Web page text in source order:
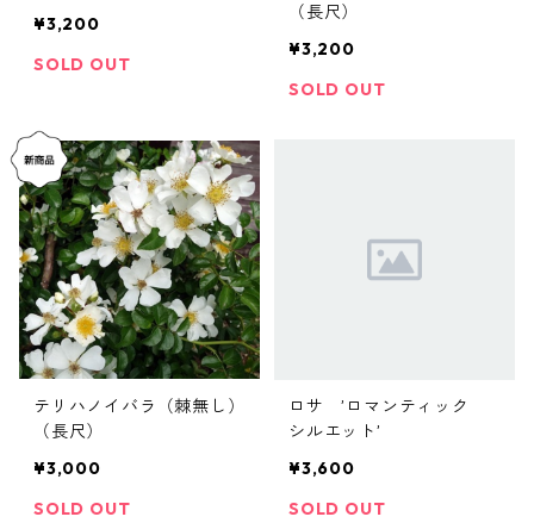
¥3,200
SOLD OUT
（長尺）
¥3,200
SOLD OUT
テリハノイバラ（棘無し）
（長尺）
¥3,000
SOLD OUT
ロサ ’ロマンティック
シルエット’
¥3,600
SOLD OUT